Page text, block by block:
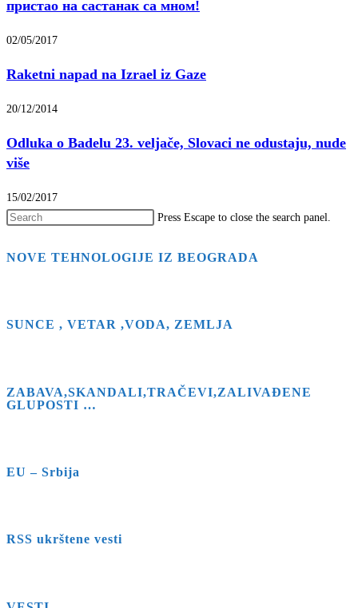
пристао на састанак са мном!
02/05/2017
Raketni napad na Izrael iz Gaze
20/12/2014
Odluka o Badelu 23. veljače, Slovaci ne odustaju, nude
više
15/02/2017
Press Escape to close the search panel.
NOVE TEHNOLOGIJE IZ BEOGRADA
SUNCE , VETAR ,VODA, ZEMLJA
ZABAVA,SKANDALI,TRAČEVI,ZALIVAĐENE
GLUPOSTI …
EU – Srbija
RSS ukrštene vesti